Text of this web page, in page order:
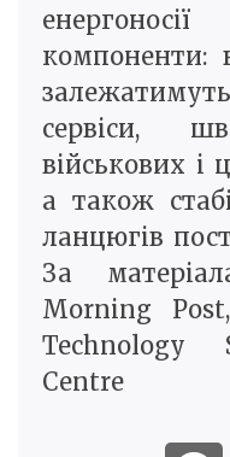
компоненти:
сервіси,
військових і
а також
ланцюгів
За
Morning
Technology
Centre